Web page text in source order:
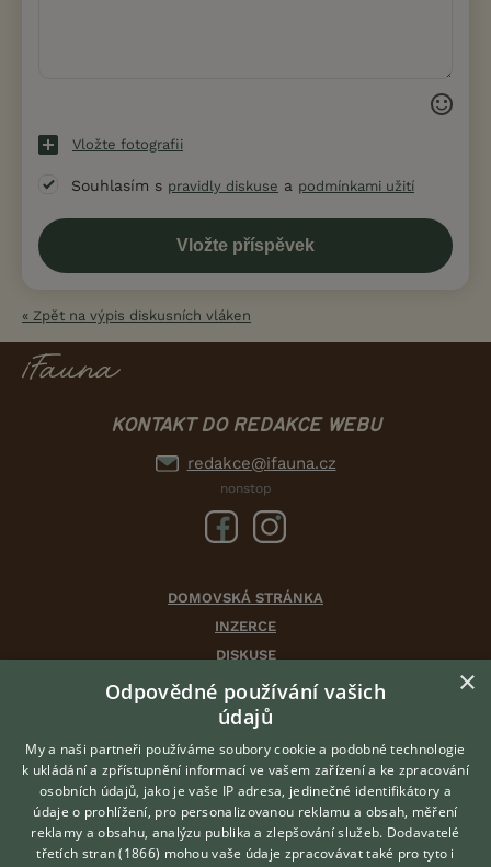
Vložte fotografii
Souhlasím s pravidly diskuse a podmínkami užití
« Zpět na výpis diskusních vláken
KONTAKT DO REDAKCE WEBU
redakce@ifauna.cz
nonstop
DOMOVSKÁ STRÁNKA
INZERCE
DISKUSE
ČLÁNKY
CHOVATELSKÉ STANICE
VÝBĚR VHODNÉHO PLEMENE
O nás
KontaktHledáte zvířecího kamaráda?
×
Odpovědné používání vašich
údajů
My a naši partneři používáme soubory cookie a podobné technologie
k ukládání a zpřístupnění informací ve vašem zařízení a ke zpracování
osobních údajů, jako je vaše IP adresa, jedinečné identifikátory a
údaje o prohlížení, pro personalizovanou reklamu a obsah, měření
reklamy a obsahu, analýzu publika a zlepšování služeb. Dodavatelé
třetích stran (1866) mohou vaše údaje zpracovávat také pro tyto i